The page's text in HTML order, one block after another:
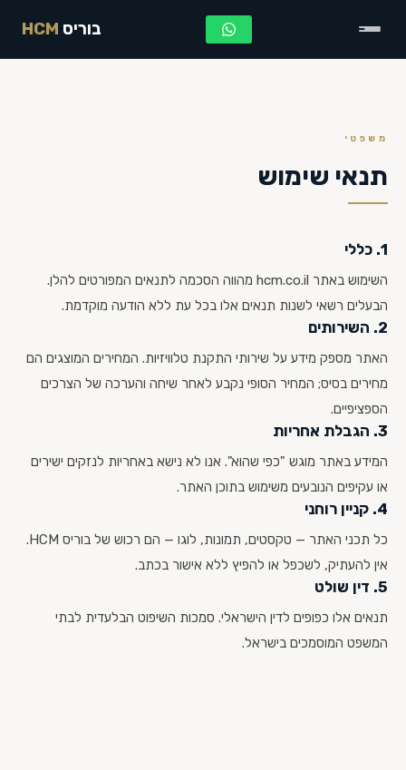
בוריס HCM
משפטי
תנאי שימוש
1. כללי
השימוש באתר hcm.co.il מהווה הסכמה לתנאים המפורטים להלן.
הבעלים רשאי לשנות תנאים אלו בכל עת ללא הודעה מוקדמת.
2. השירותים
האתר מספק מידע על שירותי התקנת טלוויזיות. המחירים המוצגים הם
מחירים בסיס; המחיר הסופי נקבע לאחר שיחה והערכה של הצרכים
הספציפיים.
3. הגבלת אחריות
המידע באתר מוגש "כפי שהוא". אנו לא נישא באחריות לנזקים ישירים
או עקיפים הנובעים משימוש בתוכן האתר.
4. קניין רוחני
כל תכני האתר — טקסטים, תמונות, לוגו — הם רכוש של בוריס HCM.
אין להעתיק, לשכפל או להפיץ ללא אישור בכתב.
5. דין שולט
תנאים אלו כפופים לדין הישראלי. סמכות השיפוט הבלעדית לבתי
המשפט המוסמכים בישראל.